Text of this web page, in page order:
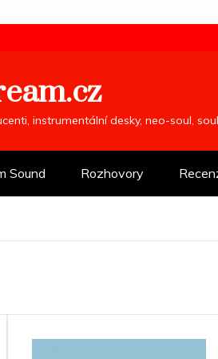
instrumentální desky, neo-soul,
Sound Rozhovory